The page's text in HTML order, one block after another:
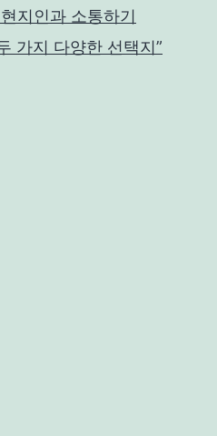
지인과 소통하기
가지 다양한 선택지”